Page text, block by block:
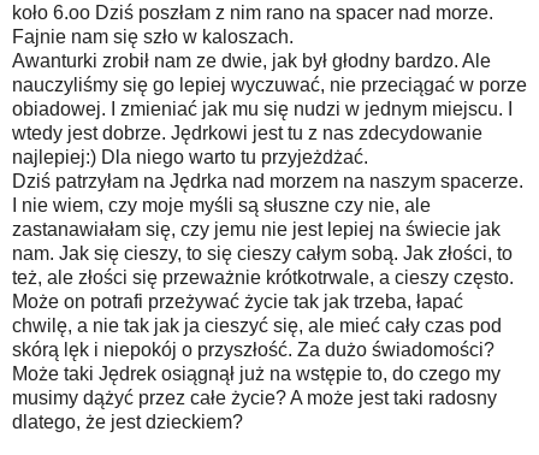
koło 6.oo Dziś poszłam z nim rano na spacer nad morze.
Fajnie nam się szło w kaloszach.
Awanturki zrobił nam ze dwie, jak był głodny bardzo. Ale
nauczyliśmy się go lepiej wyczuwać, nie przeciągać w porze
obiadowej. I zmieniać jak mu się nudzi w jednym miejscu. I
wtedy jest dobrze. Jędrkowi jest tu z nas zdecydowanie
najlepiej:) Dla niego warto tu przyjeżdżać.
Dziś patrzyłam na Jędrka nad morzem na naszym spacerze.
I nie wiem, czy moje myśli są słuszne czy nie, ale
zastanawiałam się, czy jemu nie jest lepiej na świecie jak
nam. Jak się cieszy, to się cieszy całym sobą. Jak złości, to
też, ale złości się przeważnie krótkotrwale, a cieszy często.
Może on potrafi przeżywać życie tak jak trzeba, łapać
chwilę, a nie tak jak ja cieszyć się, ale mieć cały czas pod
skórą lęk i niepokój o przyszłość. Za dużo świadomości?
Może taki Jędrek osiągnął już na wstępie to, do czego my
musimy dążyć przez całe życie? A może jest taki radosny
dlatego, że jest dzieckiem?